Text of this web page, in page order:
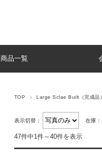
商品一覧
TOP Large Sclae Built（完成品）
表示切替： 在庫：
47件中1件～40件を表示